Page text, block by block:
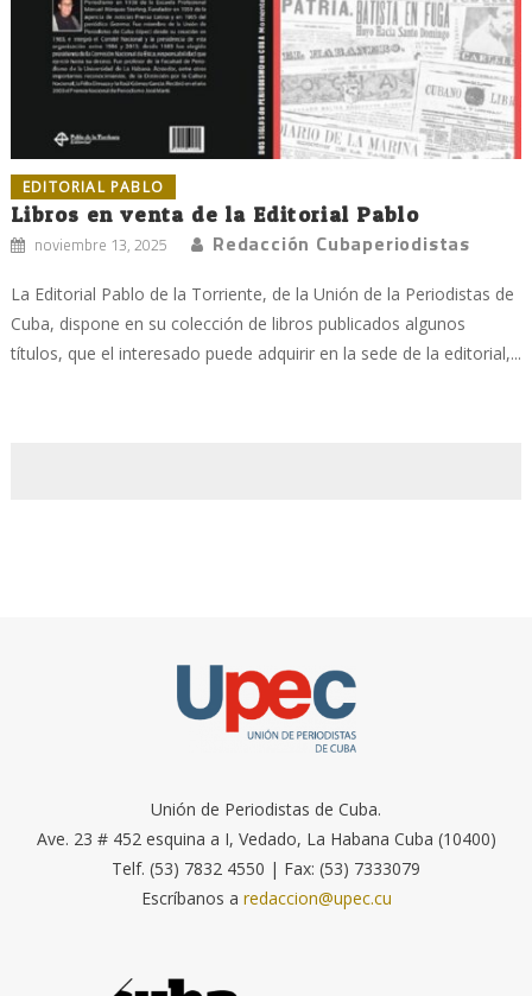
EDITORIAL PABLO
Libros en venta de la Editorial Pablo
noviembre 13, 2025 Redacción Cubaperiodistas
La Editorial Pablo de la Torriente, de la Unión de la Periodistas de
Cuba, dispone en su colección de libros publicados algunos
títulos, que el interesado puede adquirir en la sede de la editorial,...
Unión de Periodistas de Cuba.
Ave. 23 # 452 esquina a I, Vedado, La Habana Cuba (10400)
Telf. (53) 7832 4550 | Fax: (53) 7333079
Escríbanos a redaccion@upec.cu